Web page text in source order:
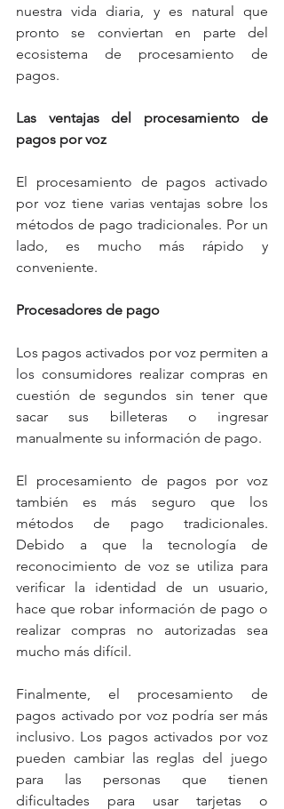
nuestra vida diaria, y es natural que
pronto se conviertan en parte del
ecosistema de procesamiento de
pagos.
Las ventajas del procesamiento de
pagos por voz
El procesamiento de pagos activado
por voz tiene varias ventajas sobre los
métodos de pago tradicionales. Por un
lado, es mucho más rápido y
conveniente.
Procesadores de pago
Los pagos activados por voz permiten a
los consumidores realizar compras en
cuestión de segundos sin tener que
sacar sus billeteras o ingresar
manualmente su información de pago.
El procesamiento de pagos por voz
también es más seguro que los
métodos de pago tradicionales.
Debido a que la tecnología de
reconocimiento de voz se utiliza para
verificar la identidad de un usuario,
hace que robar información de pago o
realizar compras no autorizadas sea
mucho más difícil.
Finalmente, el procesamiento de
pagos activado por voz podría ser más
inclusivo. Los pagos activados por voz
pueden cambiar las reglas del juego
para las personas que tienen
dificultades para usar tarjetas o